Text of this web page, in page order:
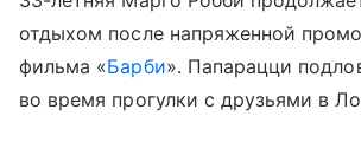
отдыхом после напряженной
фильма «Барби». Папарацци
во время прогулки с друзьями в